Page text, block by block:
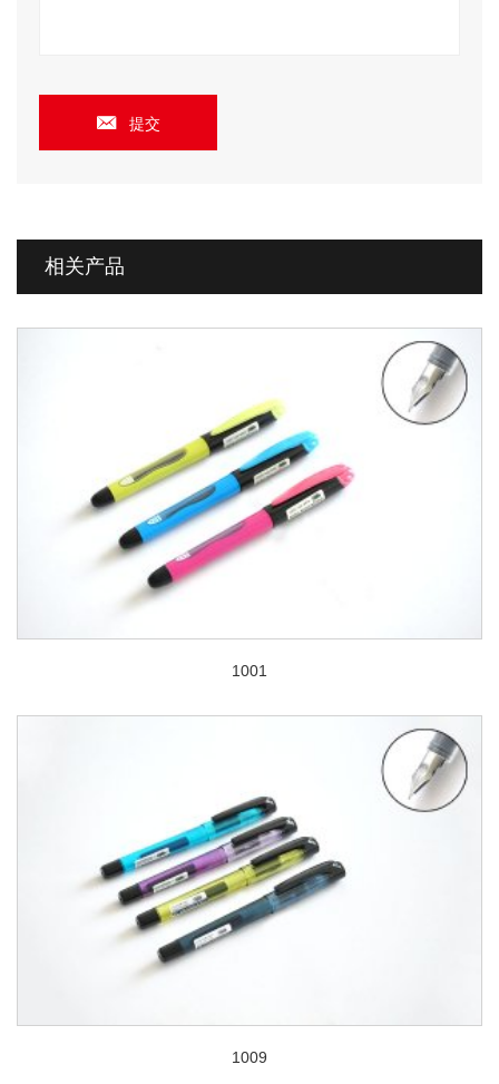
提交
相关产品
1001
1009